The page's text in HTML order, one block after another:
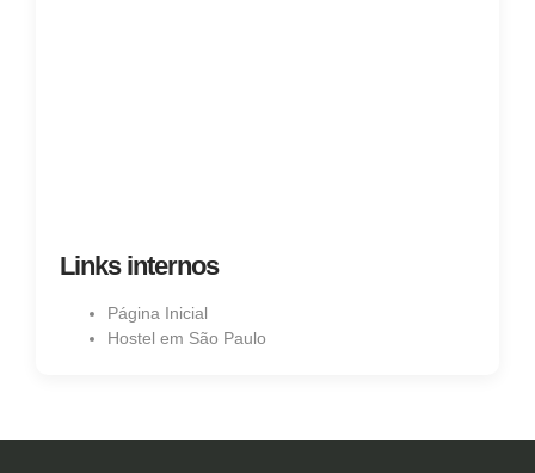
Links internos
Página Inicial
Hostel em São Paulo